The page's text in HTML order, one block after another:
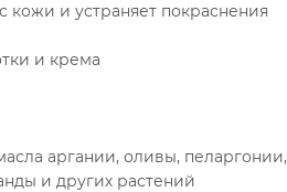
и устраняет покраснения
и крема
аргании, оливы, пеларгонии,
и других растений